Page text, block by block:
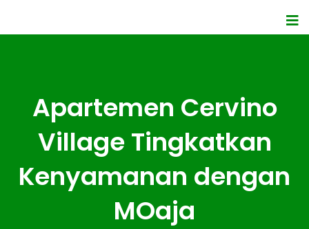
Apartemen Cervino
Village Tingkatkan
Kenyamanan dengan
MOaja